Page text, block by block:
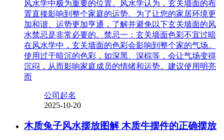
风水学中极为重要的位置。风水学认为，玄关墙面的布
置直接影响到整个家庭的运势。为了让您的家居环境更
加和谐、运势更加亨通，了解并避免以下玄关墙面的风
水禁忌是非常必要的。禁忌一：玄关墙面色彩不宜过暗
在风水学中，玄关墙面的色彩会影响到整个家的气场。
使用过于暗沉的色彩，如深黑、深棕等，会让气场变得
沉闷，从而影响家庭成员的情绪和运势。建议使用明亮
而
公司起名
2025-10-20
木质兔子风水摆放图解 木质牛摆件的正确摆放